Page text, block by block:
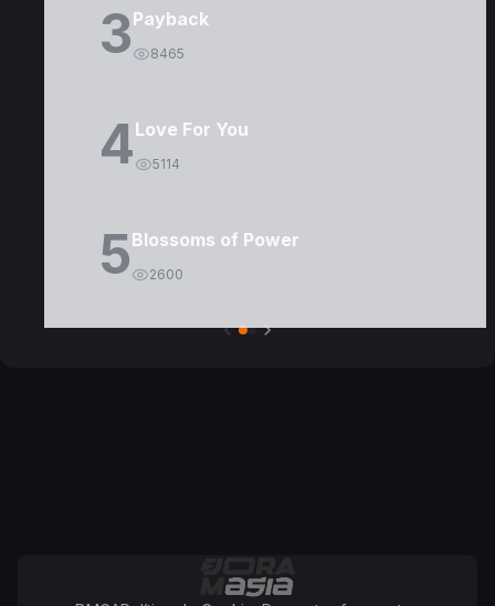
3Payback
8465
4Love For You
5114
5Blossoms of Power
2600